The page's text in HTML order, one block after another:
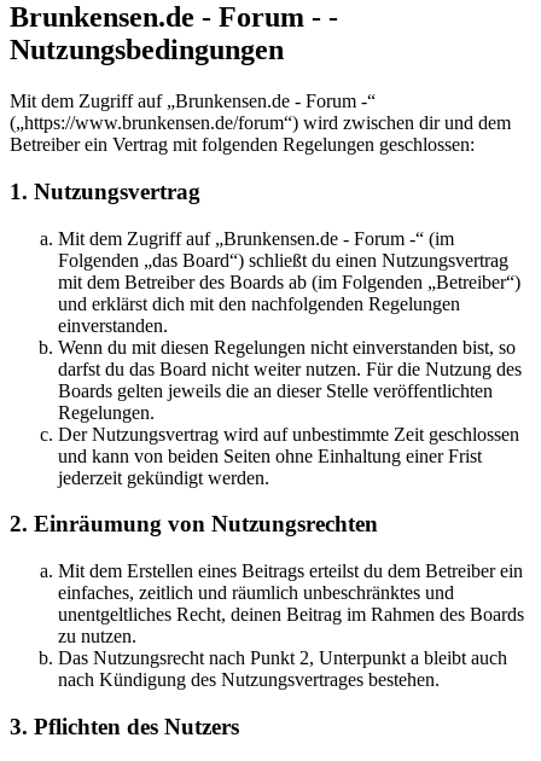
Brunkensen.de - Forum - -
Nutzungsbedingungen
Mit dem Zugriff auf „Brunkensen.de - Forum -“
(„https://www.brunkensen.de/forum“) wird zwischen dir und dem
Betreiber ein Vertrag mit folgenden Regelungen geschlossen:
1. Nutzungsvertrag
Mit dem Zugriff auf „Brunkensen.de - Forum -“ (im
Folgenden „das Board“) schließt du einen Nutzungsvertrag
mit dem Betreiber des Boards ab (im Folgenden „Betreiber“)
und erklärst dich mit den nachfolgenden Regelungen
einverstanden.
Wenn du mit diesen Regelungen nicht einverstanden bist, so
darfst du das Board nicht weiter nutzen. Für die Nutzung des
Boards gelten jeweils die an dieser Stelle veröffentlichten
Regelungen.
Der Nutzungsvertrag wird auf unbestimmte Zeit geschlossen
und kann von beiden Seiten ohne Einhaltung einer Frist
jederzeit gekündigt werden.
2. Einräumung von Nutzungsrechten
Mit dem Erstellen eines Beitrags erteilst du dem Betreiber ein
einfaches, zeitlich und räumlich unbeschränktes und
unentgeltliches Recht, deinen Beitrag im Rahmen des Boards
zu nutzen.
Das Nutzungsrecht nach Punkt 2, Unterpunkt a bleibt auch
nach Kündigung des Nutzungsvertrages bestehen.
3. Pflichten des Nutzers